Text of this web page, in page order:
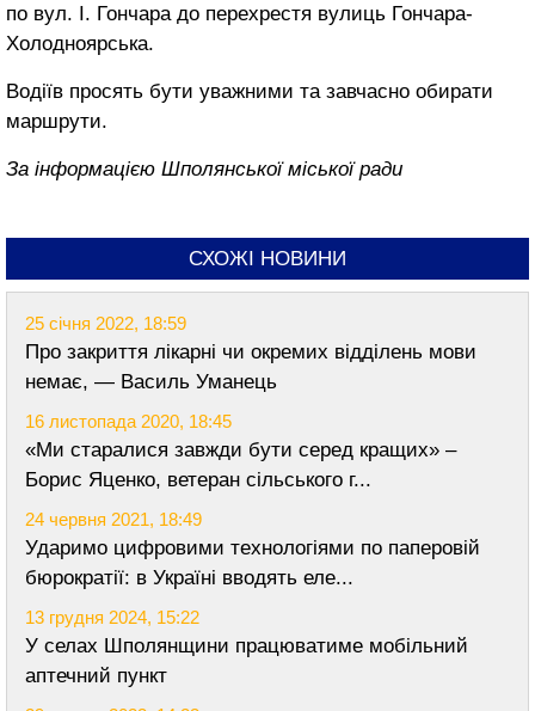
по вул. І. Гончара до перехрестя вулиць Гончара-
Холодноярська.
Водіїв просять бути уважними та завчасно обирати
маршрути.
За інформацією Шполянської міської ради
СХОЖІ НОВИНИ
25 січня 2022, 18:59
Про закриття лікарні чи окремих відділень мови
немає, — Василь Уманець
16 листопада 2020, 18:45
«Ми старалися завжди бути серед кращих» –
Борис Яценко, ветеран сільського г...
24 червня 2021, 18:49
Ударимо цифровими технологіями по паперовій
бюрократії: в Україні вводять еле...
13 грудня 2024, 15:22
У селах Шполянщини працюватиме мобільний
аптечний пункт